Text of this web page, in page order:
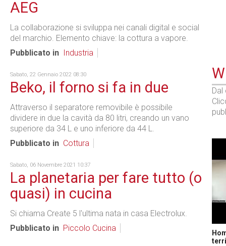
AEG
La collaborazione si sviluppa nei canali digital e social
del marchio. Elemento chiave: la cottura a vapore.
Pubblicato in
Industria
Sabato, 22 Gennaio 2022 08:30
Beko, il forno si fa in due
Attraverso il separatore removibile è possibile
dividere in due la cavità da 80 litri, creando un vano
superiore da 34 L e uno inferiore da 44 L.
Pubblicato in Cottura
Sabato, 06 Novembre 2021 10:37
La planetaria per fare tutto (o
quasi) in cucina
Si chiama Create 5 l'ultima nata in casa Electrolux.
Pubblicato in Piccolo Cucina